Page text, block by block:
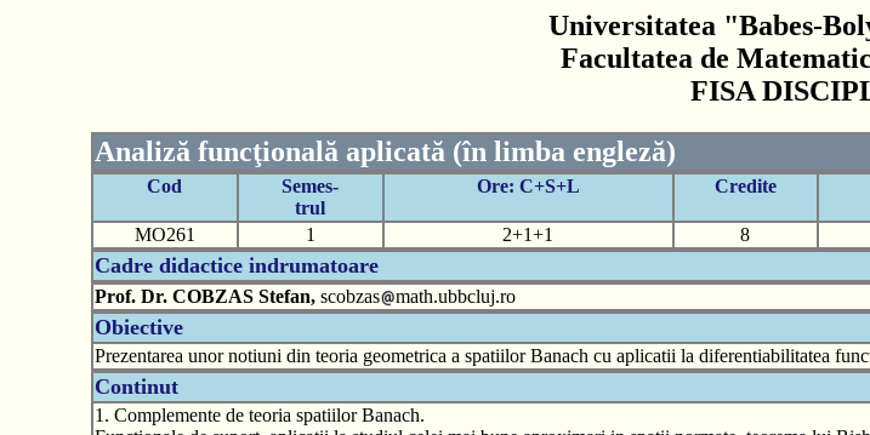
Universitatea "Babes-
Facultatea de
FISA
Analiză funcţională aplicată (în limba engleză)
Cod
Semes-
trul
Ore: C+S+L Credite
MO261 1 2+1+1 8
Cadre didactice indrumatoare
Prof. Dr. COBZAS Stefan,scobzas math.ubbcluj.ro
Obiective
Prezentarea unor notiuni din teoria geometrica a spatiilor Banach cu aplicatii la diferentiabilitatea
Continut
1. Complemente de teoria spatiilor Banach.